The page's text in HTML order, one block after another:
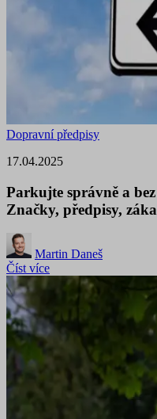
Dopravní předpisy
17.04.2025
Parkujte správně a
Značky, předpisy,
Martin Daneš
Číst více